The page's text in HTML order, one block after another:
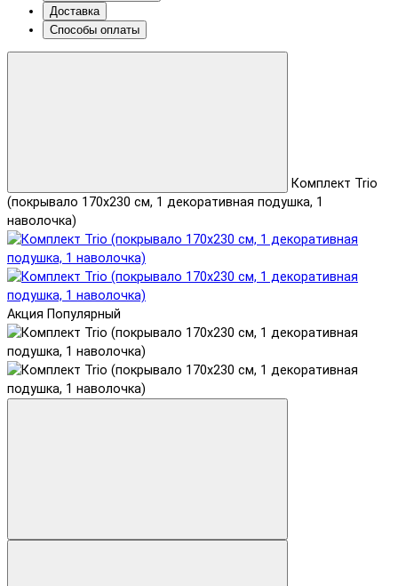
Доставка
Способы оплаты
Комплект Trio
(покрывало 170x230 см, 1 декоративная подушка, 1
наволочка)
Акция Популярный